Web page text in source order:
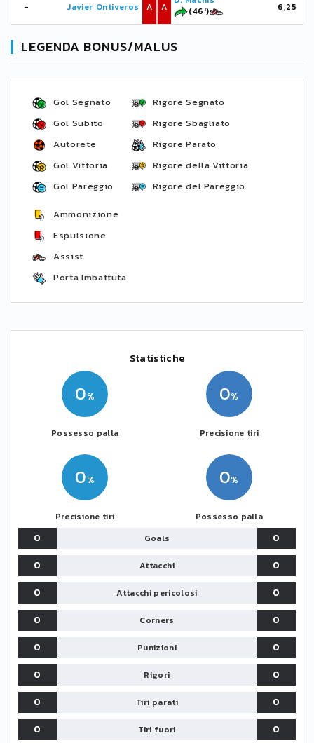
- Javier Ontiveros A A
(46')
6,25
LEGENDA BONUS/MALUS
Gol Segnato
Gol Subito
Autorete
Gol Vittoria
Gol Pareggio
Rigore Segnato
Rigore Sbagliato
Rigore Parato
Rigore della Vittoria
Rigore del Pareggio
Ammonizione
Espulsione
Assist
Porta Imbattuta
Statistiche
0
Possesso palla
0
Precisione tiri
0
Possesso palla
0
Precisione tiri
0 Goals
0
0
Attacchi
0
0
Attacchi pericolosi
0
0
Corners
0
0
Punizioni
0
0
Rigori
0
0
Tiri parati
0
0
Tiri fuori 0